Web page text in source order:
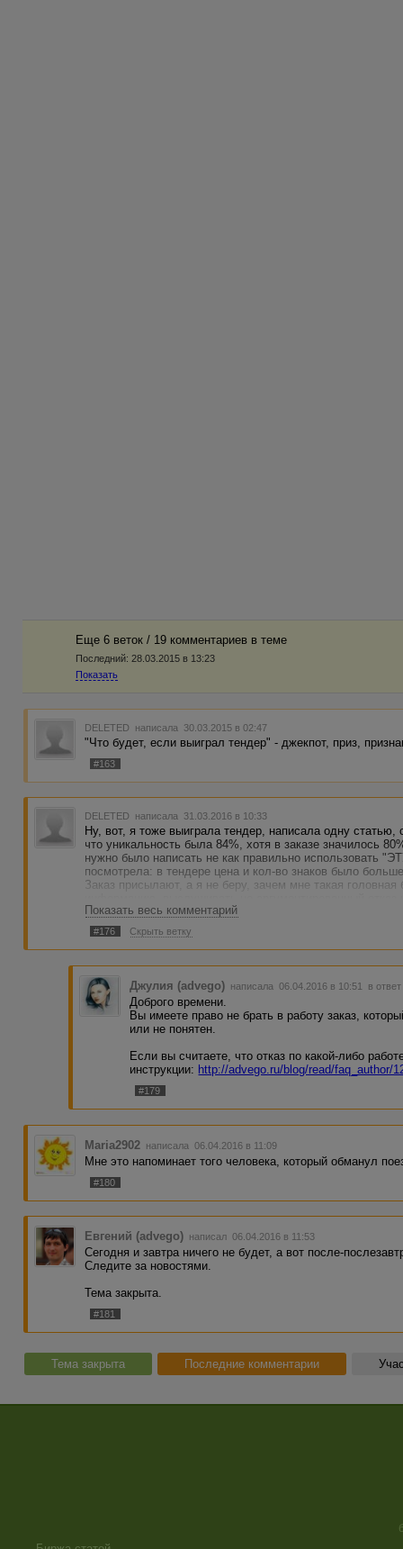
Еще 6 веток / 19 комментариев в темe
Последний: 28.03.2015 в 13:23
Показать
DELETED написала 30.03.2015 в 02:47
"Что будет, если выиграл тендер" - джекпот, приз,
#163
DELETED написала 31.03.2016 в 10:33
Ну, вот, я тоже выиграла тендер, написала одну статью,
что уникальность была 84%, хотя в заказе значилось
нужно было написать не как правильно использовать
посмотрела: в тендере цена и кол-во знаков было
Заказ присылают, а я не беру, зачем мне такая
обещано.
Показать весь комментарий
#176 Скрыть ветку
Джулия (advego) написала 06.04.2016 в 10:51 в
Доброго времени.
Вы имеете право не брать в работу заказ,
или не понятен.
Если вы считаете, что отказ по какой-либо
инструкции: http://advego.ru/blog/read/faq_author/
#179
Maria2902 написала 06.04.2016 в 11:09
Мне это напоминает того человека, который обманул
#180
Евгений (advego) написал 06.04.2016 в 11:53
Сегодня и завтра ничего не будет, а вот после-
Следите за новостями.
Тема закрыта.
#181
Тема закрыта Последние комментарии